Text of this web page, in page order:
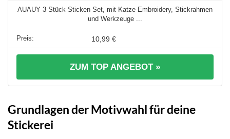
AUAUY 3 Stück Sticken Set, mit Katze Embroidery, Stickrahmen
und Werkzeuge ...
10,99 €
ZUM TOP ANGEBOT »
Grundlagen der Motivwahl für deine
Stickerei